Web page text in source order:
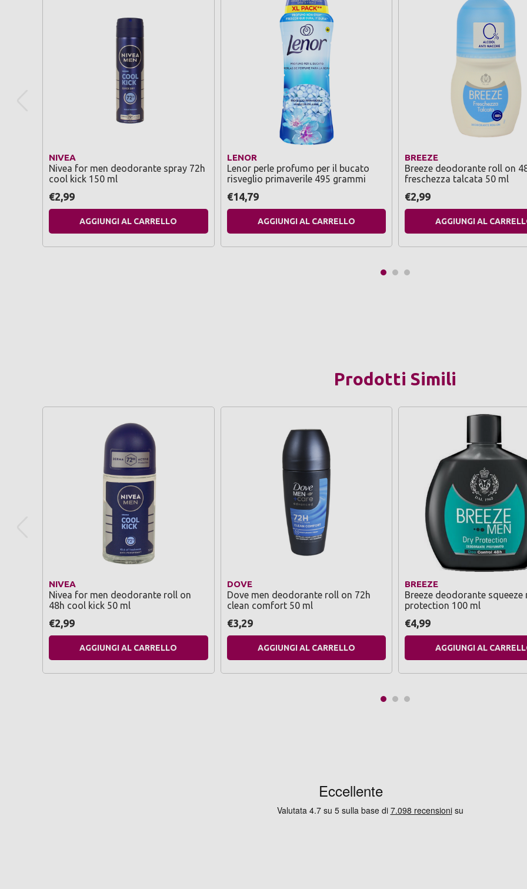
NIVEA
Nivea for men deodorante spray 72h
cool kick 150 ml
€2,99
AGGIUNGI AL CARRELLO
LENOR
Lenor perle profumo per il bucato
risveglio primaverile 495 grammi
€14,79
AGGIUNGI AL CARRELLO
BREEZE
Breeze deodorante roll on
freschezza talcata 50 ml
€2,99
AGGIUNGI AL
Prodotti Simili
NIVEA
Nivea for men deodorante roll on
48h cool kick 50 ml
€2,99
AGGIUNGI AL CARRELLO
DOVE
Dove men deodorante roll on 72h
clean comfort 50 ml
€3,29
AGGIUNGI AL CARRELLO
BREEZE
Breeze deodorante squeeze
protection 100 ml
€4,99
AGGIUNGI AL